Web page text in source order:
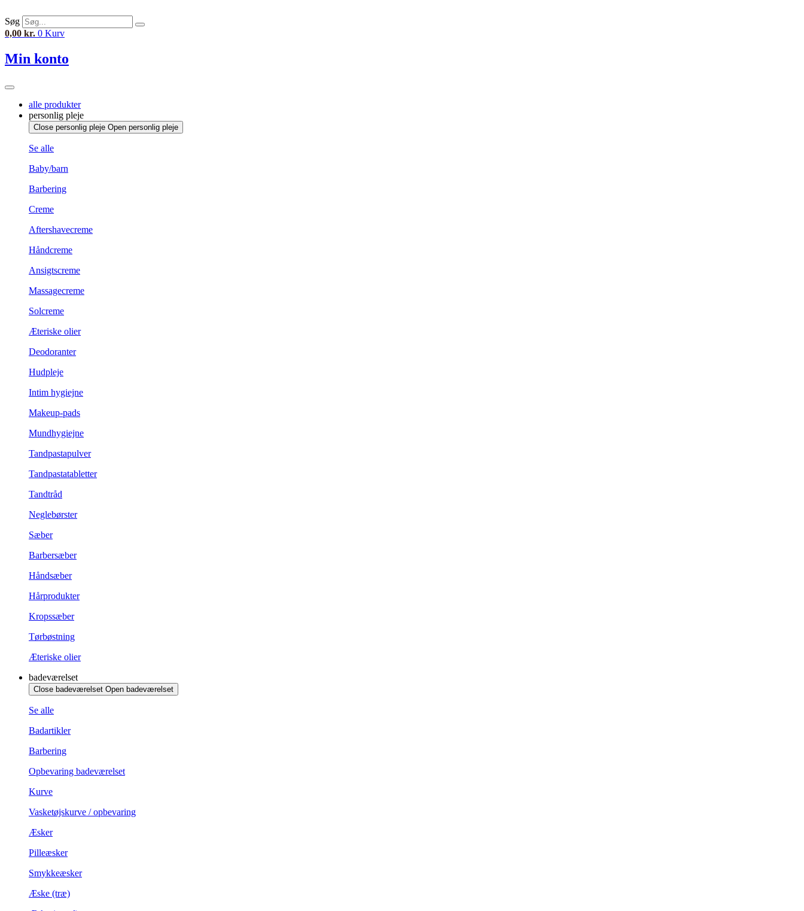
til
indhold
Søg
0,00 kr. 0 Kurv
Min konto
alle produkter
personlig pleje
Close personlig pleje Open personlig pleje
Se alle
Baby/barn
Barbering
Creme
Aftershavecreme
Håndcreme
Ansigtscreme
Massagecreme
Solcreme
Æteriske olier
Deodoranter
Hudpleje
Intim hygiejne
Makeup-pads
Mundhygiejne
Tandpastapulver
Tandpastatabletter
Tandtråd
Neglebørster
Sæber
Barbersæber
Håndsæber
Hårprodukter
Kropssæber
Tørbøstning
Æteriske olier
badeværelset
Close badeværelset Open badeværelset
Se alle
Badartikler
Barbering
Opbevaring badeværelset
Kurve
Vasketøjskurve / opbevaring
Æsker
Pilleæsker
Smykkeæsker
Æske (træ)